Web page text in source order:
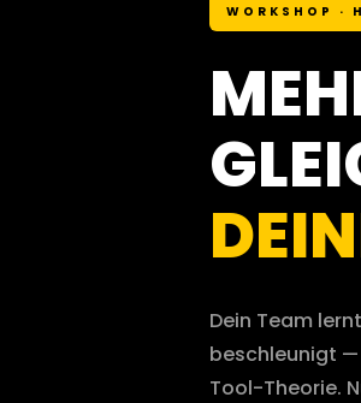
WORKSHOP ·
Dein Team
beschleunigt —
Tool-Theorie.